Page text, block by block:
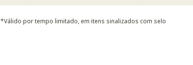
*Válido por tempo limitado, em itens sinalizados com selo